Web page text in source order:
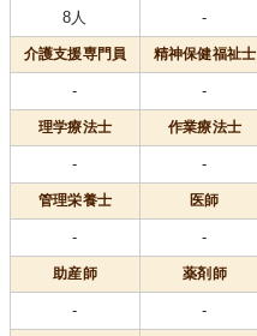
8人 -
介護支援専門員 精神保健福祉士
- -
理学療法士 作業療法士
- -
管理栄養士 医師
- -
助産師 薬剤師
- -